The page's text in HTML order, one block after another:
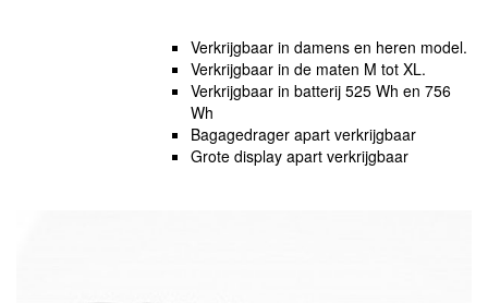
Verkrijgbaar in damens en heren model.
Verkrijgbaar in de maten M tot XL.
Verkrijgbaar in batterij 525 Wh en 756
Wh
Bagagedrager apart verkrijgbaar
Grote display apart verkrijgbaar